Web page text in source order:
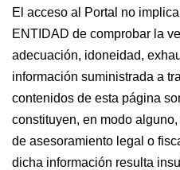
El acceso al Portal no
ENTIDAD de comprobar la
adecuación, idoneidad,
información suministrada a
contenidos de esta página
constituyen, en modo
de asesoramiento legal o
dicha información resulta